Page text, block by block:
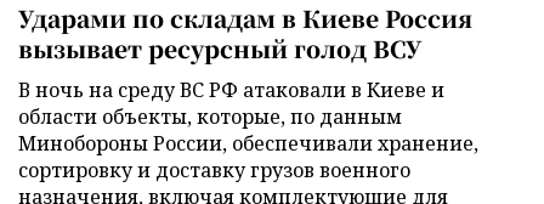
Ударами по складам в Киеве Россия
вызывает ресурсный голод ВСУ
В ночь на среду ВС РФ атаковали в Киеве и
области объекты, которые, по данным
Минобороны России, обеспечивали хранение,
сортировку и доставку грузов военного
назначения, включая комплектующие для